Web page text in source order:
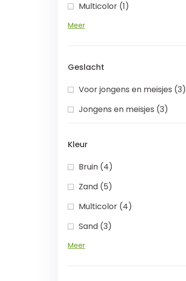
Multicolor (1)
Meer
Geslacht
Voor jongens en meisjes (3)
Jongens en meisjes (3)
Kleur
Bruin (4)
Zand (5)
Multicolor (4)
Sand (3)
Meer